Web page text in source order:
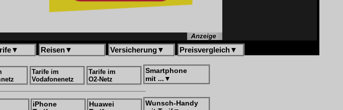
▼ Reisen▼ Versicherung▼ Preisvergleich▼
Tarife im
Vodafonenetz
Tarife im
O2-Netz
Smartphone
mit ... ▼
iPhone
Huawei
Wunsch-Handy